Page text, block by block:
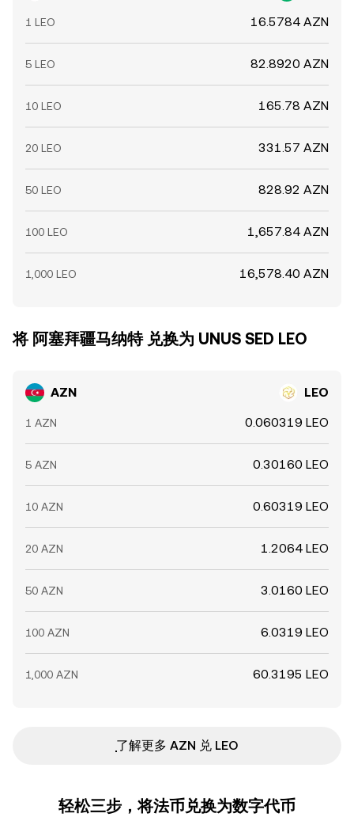
1 LEO 16.5784 AZN
5 LEO 82.8920 AZN
10 LEO 165.78 AZN
20 LEO 331.57 AZN
50 LEO 828.92 AZN
100 LEO 1,657.84 AZN
1,000 LEO 16,578.40 AZN
将 阿塞拜疆马纳特 兑换为 UNUS SED LEO
AZN LEO
1 AZN 0.060319 LEO
5 AZN 0.30160 LEO
10 AZN 0.60319 LEO
20 AZN 1.2064 LEO
50 AZN 3.0160 LEO
100 AZN 6.0319 LEO
1,000 AZN 60.3195 LEO
ִִִִִִִִִִִִִִִִִִִִִִִִִִִִִִִִִִִִִִִִִִִִִִִ了解更多 AZN 兑 LEO
轻松三步，将法币兑换为数字代币